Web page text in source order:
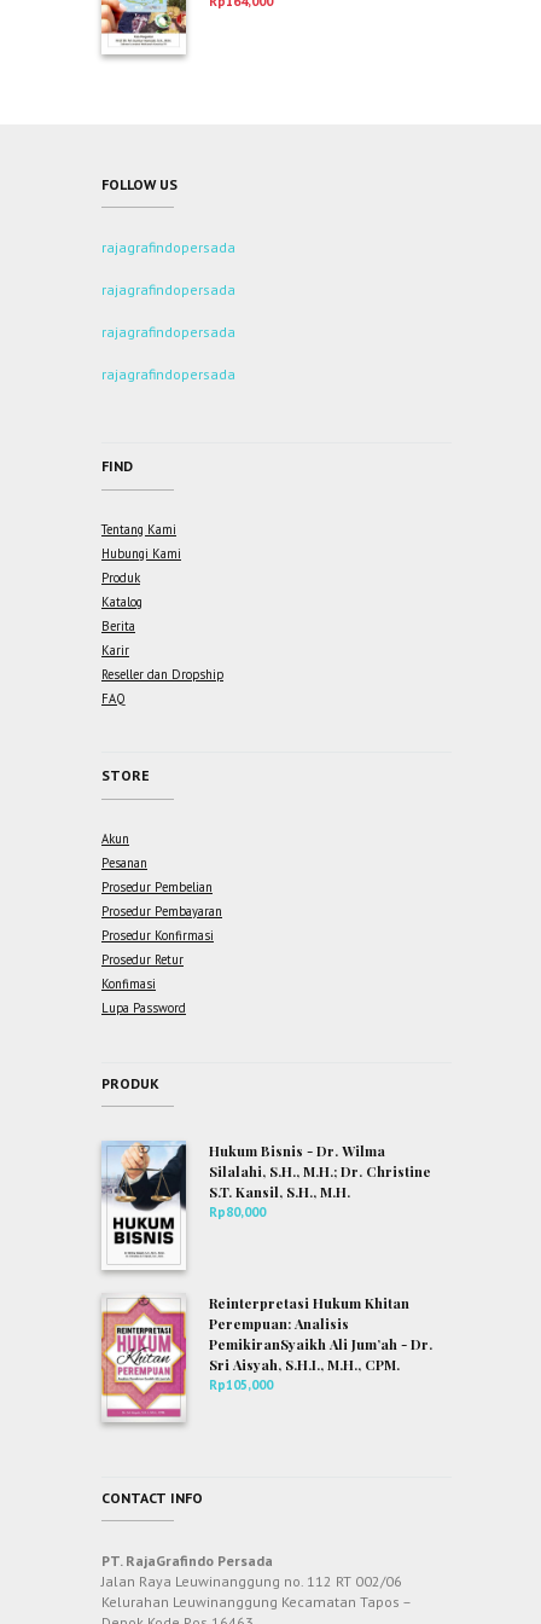
dari 5
FOLLOW US
rajagrafindopersada
rajagrafindopersada
rajagrafindopersada
rajagrafindopersada
FIND
Tentang Kami
Hubungi Kami
Produk
Katalog
Berita
Karir
Reseller dan Dropship
FAQ
STORE
Akun
Pesanan
Prosedur Pembelian
Prosedur Pembayaran
Prosedur Konfirmasi
Prosedur Retur
Konfimasi
Lupa Password
PRODUK
Hukum Bisnis - Dr. Wilma
Silalahi, S.H., M.H.; Dr. Christine
S.T. Kansil, S.H., M.H.
Rp80,000
Reinterpretasi Hukum Khitan
Perempuan: Analisis
PemikiranSyaikh Ali Jum’ah - Dr.
Sri Aisyah, S.H.I., M.H., CPM.
Rp105,000
CONTACT INFO
PT. RajaGrafindo Persada
Jalan Raya Leuwinanggung no. 112 RT 002/06
Kelurahan Leuwinanggung Kecamatan Tapos –